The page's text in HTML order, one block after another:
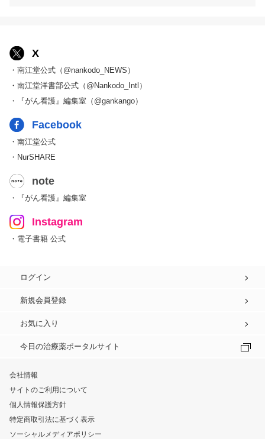
X
・南江堂公式（@nankodo_NEWS）
・南江堂洋書部公式（@Nankodo_Intl）
・『がん看護』編集室（@gankango）
Facebook
・南江堂公式
・NurSHARE
note
・『がん看護』編集室
Instagram
・電子書籍 公式
ログイン
新規会員登録
お気に入り
今日の治療薬ポータルサイト
会社情報
サイトのご利用について
個人情報保護方針
特定商取引法に基づく表示
ソーシャルメディアポリシー